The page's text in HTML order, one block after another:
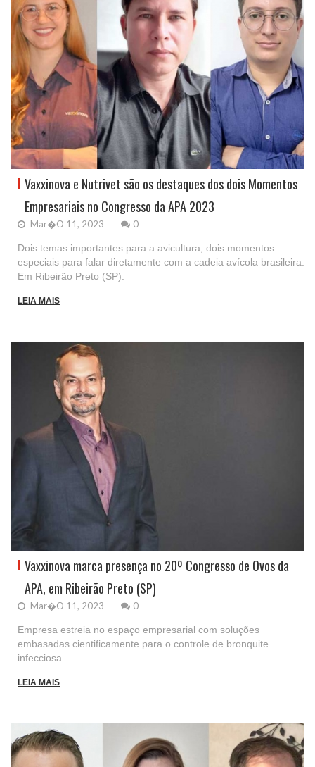
Vaxxinova e Nutrivet são os destaques dos dois Momentos
Empresariais no Congresso da APA 2023
Mar�o 11, 2023 0
Dois temas importantes para a avicultura, dois momentos
especiais para falar diretamente com a cadeia avícola brasileira.
Em Ribeirão Preto (SP).
LEIA MAIS
Vaxxinova marca presença no 20º Congresso de Ovos da
APA, em Ribeirão Preto (SP)
Mar�o 11, 2023 0
Empresa estreia no espaço empresarial com soluções
embasadas cientificamente para o controle de bronquite
infecciosa.
LEIA MAIS